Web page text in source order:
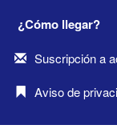
¿Cómo llegar?
Suscripción a
Aviso de